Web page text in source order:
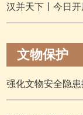
汉并天下丨今日
文物保护
强化文物安全隐患